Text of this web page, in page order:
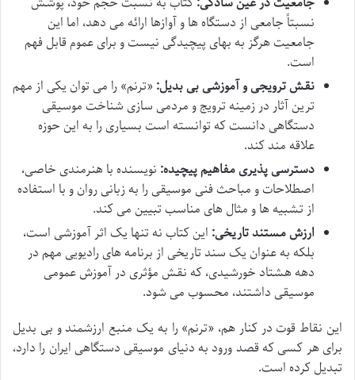
نسبتاً جامعی از دستگاه ها و آوازها ارائه می دهد، اما این
جامعیت هرگز به بهای پیچیدگی نیست و برای عموم قابل فهم
است.
نقش ترویجی و آموزشی بی بدیل:«ترنم» را می توان یکی از مهم
ترین آثار در زمینه ترویج و مردمی سازی شناخت موسیقی
دستگاهی دانست که توانسته است بسیاری را به این حوزه
علاقه مند کند.
دسترسی پذیری مفاهیم پیچیده: نویسنده با هنرمندی خاصی،
اصطلاحات و مباحث فنی موسیقی را به زبانی روان و با استفاده
از تشبیه ها و مثال های مناسب تبیین می کند.
ارزش مستند تاریخی: این کتاب نه تنها یک اثر آموزشی است،
بلکه به عنوان یک سند تاریخی از برنامه های رادیویی مهم در
دهه هشتاد خورشیدی، که نقش مؤثری در آموزش عمومی
موسیقی داشتند، محسوب می شود.
این نقاط قوت در کنار هم، «ترنم» را به یک منبع ارزشمند و بی بدیل
برای هر کسی که قصد ورود به دنیای موسیقی دستگاهی ایران را دارد،
تبدیل کرده است.